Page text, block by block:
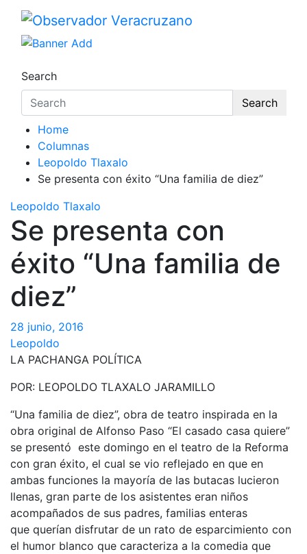
Observador Veracruzano
La noticia bajo la lupa
Search
Search
Home
Columnas
Leopoldo Tlaxalo
Se presenta con éxito “Una familia de diez”
Leopoldo Tlaxalo
Se presenta con
éxito “Una familia de
diez”
28 junio, 2016
Leopoldo
LA PACHANGA POLÍTICA
POR: LEOPOLDO TLAXALO JARAMILLO
“Una familia de diez”, obra de teatro inspirada en la
obra original de Alfonso Paso “El casado casa quiere”
se presentó este domingo en el teatro de la Reforma
con gran éxito, el cual se vio reflejado en que en
ambas funciones la mayoría de las butacas lucieron
llenas, gran parte de los asistentes eran niños
acompañados de sus padres, familias enteras
que querían disfrutar de un rato de esparcimiento con
el humor blanco que caracteriza a la comedia que